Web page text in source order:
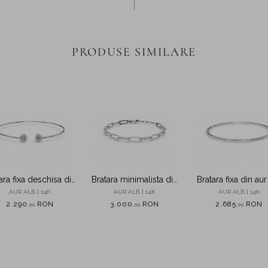
PRODUSE SIMILARE
fixa deschisa din
aur alb cu zirconii
AUR ALB | 14K
2.290 00 RON
Bratara minimalista din
aur alb
AUR ALB | 14K
3.000 00 RON
Bratara fixa din
AUR ALB | 14K
2.685 ,00 RON